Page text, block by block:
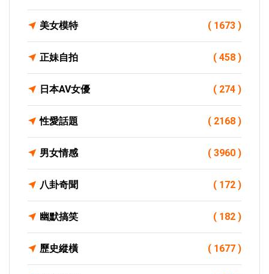
美女模特 ( 1673 )
正妹自拍 ( 458 )
日本AV女優 ( 274 )
性愛話題 ( 2168 )
男女情感 ( 3960 )
八卦奇聞 ( 172 )
幽默搞笑 ( 182 )
歷史縱橫 ( 1677 )